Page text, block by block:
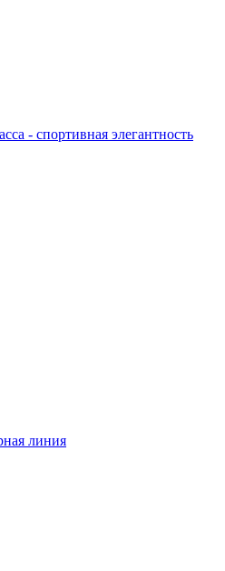
- спортивная элегантность
линия